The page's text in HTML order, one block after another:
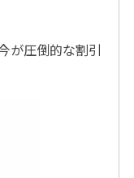
が圧倒的な割引